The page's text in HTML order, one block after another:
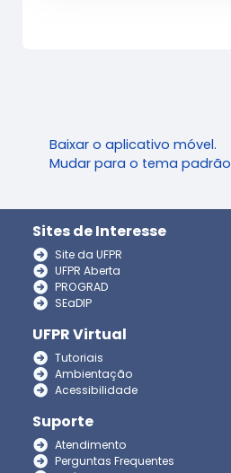
Baixar o aplicativo móvel.
Mudar para o tema padrão
Sites de Interesse
Site da UFPR
UFPR Aberta
PROGRAD
SEaDIP
UFPR Virtual
Tutoriais
Ambientação
Acessibilidade
Suporte
Atendimento
Perguntas Frequentes